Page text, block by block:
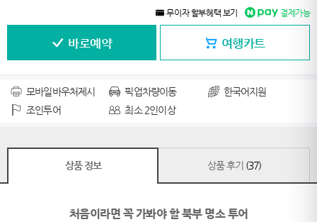
무이자 할부혜택 보기 결제가능
바로예약 여행카트
모바일바우처제시 픽업차량이동
한국어지원
조인투어
최소 2인이상
상품 정보 상품 후기 (37)
처음이라면 꼭 가봐야 할 북부 명소 투어